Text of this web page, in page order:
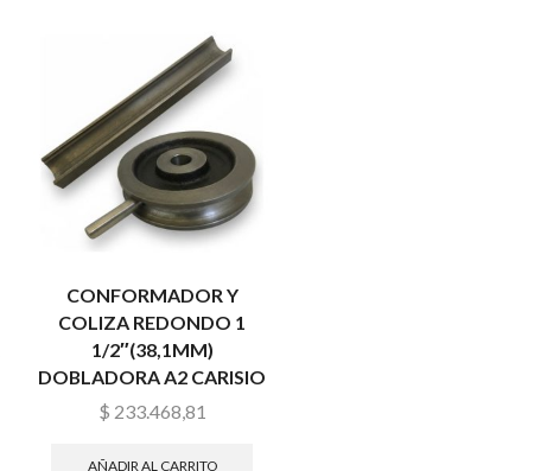
CONFORMADOR Y
COLIZA REDONDO 1
1/2″(38,1MM)
DOBLADORA A2 CARISIO
$ 233.468,81
AÑADIR AL CARRITO